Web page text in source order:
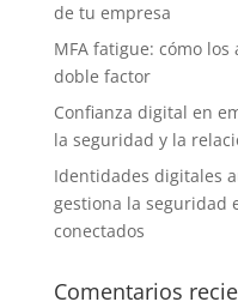
de tu empresa
MFA fatigue: cómo
doble factor
Confianza digital en
la seguridad y la
Identidades digitales
gestiona la seguridad
conectados
Comentarios